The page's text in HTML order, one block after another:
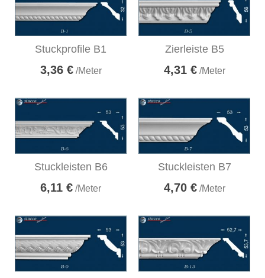
Stuckprofile B1
3,36 €/Meter
Zierleiste B5
4,31 €/Meter
Stuckleisten B6
6,11 € /Meter
Stuckleisten B7
4,70 €/Meter